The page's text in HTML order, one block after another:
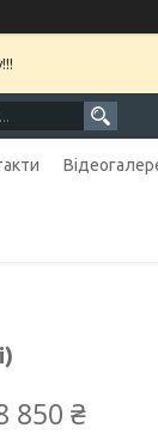
850 ₴